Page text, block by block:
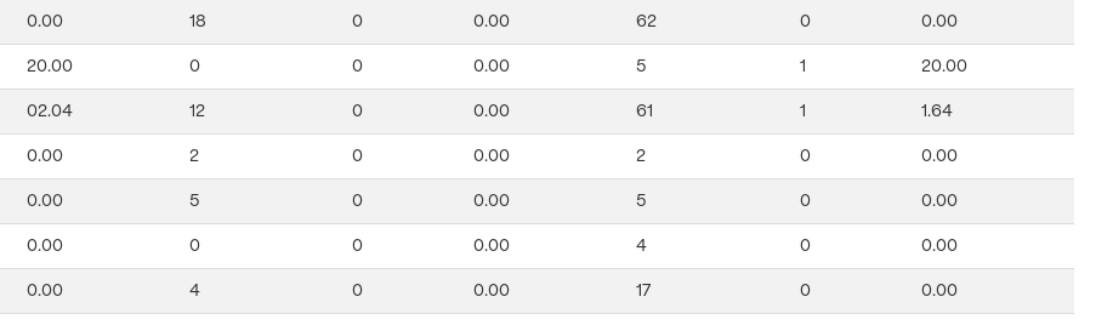
0.00 18 0 0.00 62 0 0.00
20.00 0 0 0.00 5 1 20.00
02.04 12 0 0.00 61 1 1.64
0.00 2 0 0.00 2 0 0.00
0.00 5 0 0.00 5 0 0.00
0.00 0 0 0.00 4 0 0.00
0.00 4 0 0.00 17 0 0.00